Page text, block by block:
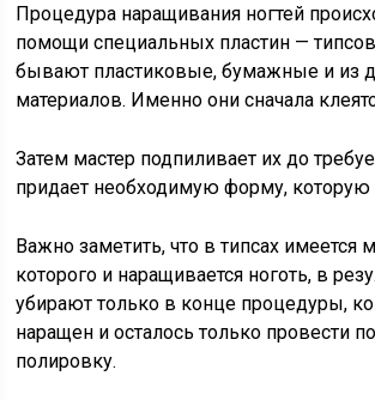
Процедура наращивания ногтей
помощи специальных пластин —
бывают пластиковые, бумажные и из
материалов. Именно они сначала
Затем мастер подпиливает их до
придает необходимую форму, которую
Важно заметить, что в типсах имеется
которого и наращивается ноготь, в
убирают только в конце процедуры,
наращен и осталось только провести
полировку.